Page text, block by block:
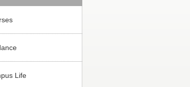
Life